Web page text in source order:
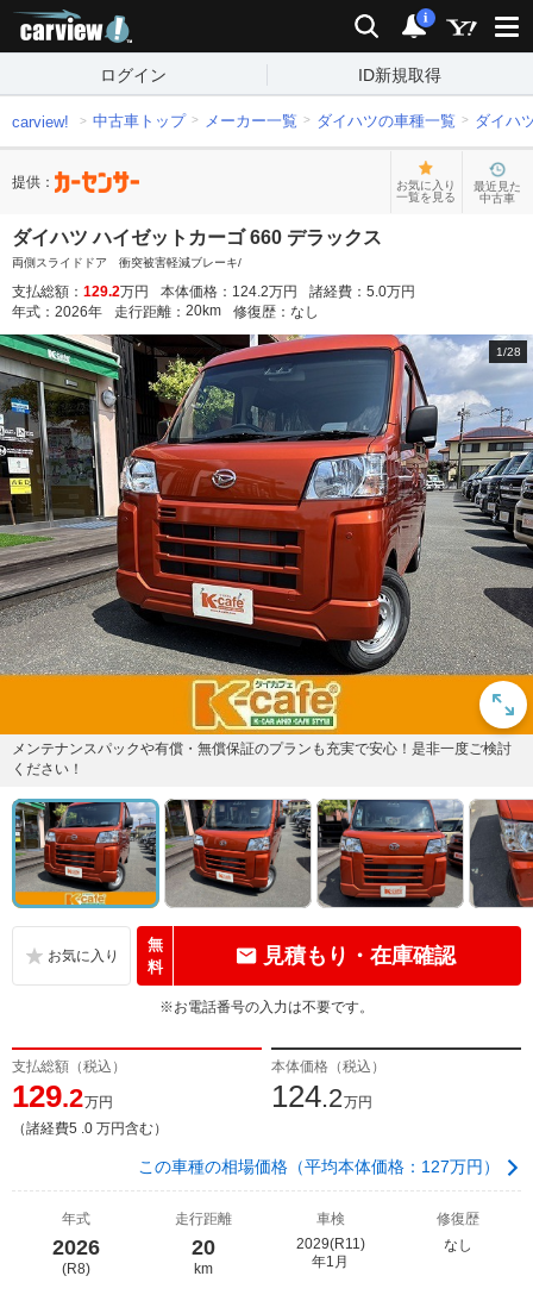
検索 通知
i
ログイン ID新規取得
carview! 中古車トップ メーカー一覧 ダイハツの車種一覧 ダイハ
提供：
お気に入り
一覧を見る
最近見た
中古車
ダイハツ ハイゼットカーゴ 660 デラックス
両側スライドドア 衝突被害軽減ブレーキ/
支払総額： 129.2万円 本体価格： 124.2万円 諸経費： 5.0万円
年式： 2026年 走行距離： 20km 修復歴： なし
1/28
メンテナンスパックや有償・無償保証のプランも充実で安心！是非一度ご検討
ください！
無
料
見積もり・在庫確認
※お電話番号の入力は不要です。
支払総額（税込）
129.2万円
（諸経費5 .0 万円含む）
本体価格（税込）
124.2万円
この車種の相場価格（平均本体価格：127万円）
年式
2026
(R8)
走行距離
20
km
車検
2029(R11)
年1月
修復歴
なし